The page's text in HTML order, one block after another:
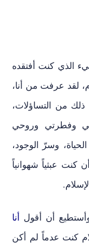
الذي كنت أفتقده
لقد عرفت من أنا،
ذلك من التساؤلات،
وفطرتي وروحي
وسرّ الوجود،
كنت عبثياً شهوانياً
أن أقول أنا
كنت عدماً لم أكن